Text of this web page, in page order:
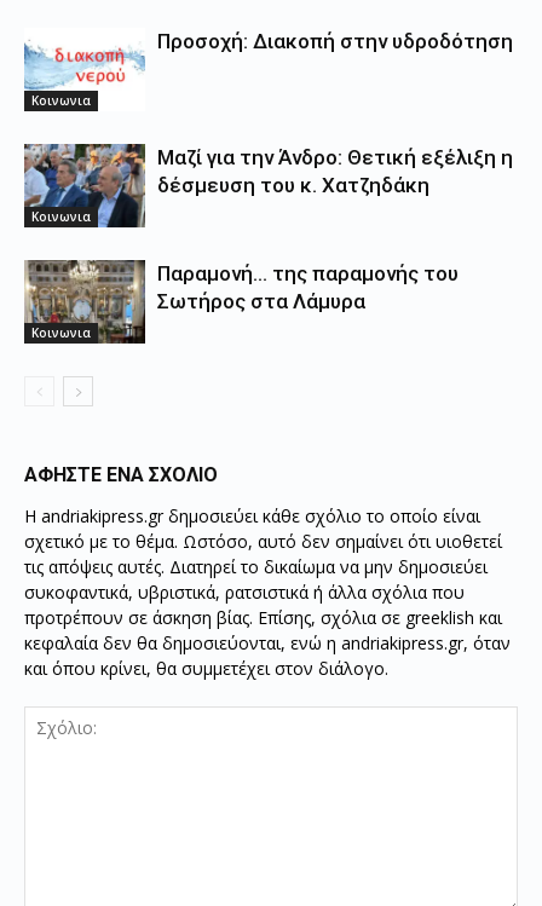
Κοινωνια
Προσοχή: Διακοπή στην υδροδότηση
Κοινωνια
Μαζί για την Άνδρο: Θετική εξέλιξη η
δέσμευση του κ. Χατζηδάκη
Κοινωνια
Παραμονή… της παραμονής του
Σωτήρος στα Λάμυρα
ΑΦΗΣΤΕ ΕΝΑ ΣΧΟΛΙΟ
Η andriakipress.gr δημοσιεύει κάθε σχόλιο το οποίο είναι
σχετικό με το θέμα. Ωστόσο, αυτό δεν σημαίνει ότι υιοθετεί
τις απόψεις αυτές. Διατηρεί το δικαίωμα να μην δημοσιεύει
συκοφαντικά, υβριστικά, ρατσιστικά ή άλλα σχόλια που
προτρέπουν σε άσκηση βίας. Επίσης, σχόλια σε greeklish και
κεφαλαία δεν θα δημοσιεύονται, ενώ η andriakipress.gr, όταν
και όπου κρίνει, θα συμμετέχει στον διάλογο.